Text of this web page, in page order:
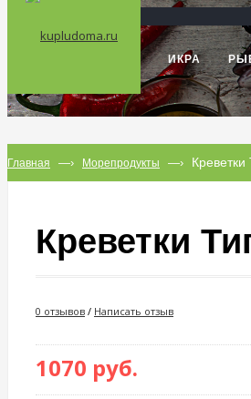
ИКРА
Главная —› Морепродукты —› Креветки
Креветки
0 отзывов / Написать отзыв
1070 руб.